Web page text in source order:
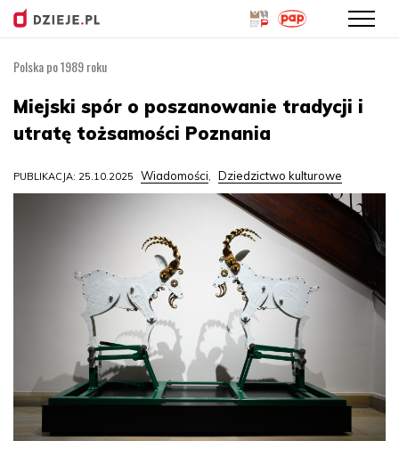
treści
Polska po 1989 roku
Miejski spór o poszanowanie tradycji i
utratę tożsamości Poznania
PUBLIKACJA: 25.10.2025 Wiadomości, Dziedzictwo kulturowe